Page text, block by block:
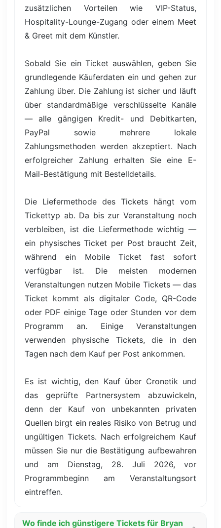
zusätzlichen Vorteilen wie VIP-Status,
Hospitality-Lounge-Zugang oder einem Meet
& Greet mit dem Künstler.
Sobald Sie ein Ticket auswählen, geben Sie
grundlegende Käuferdaten ein und gehen zur
Zahlung über. Die Zahlung ist sicher und läuft
über standardmäßige verschlüsselte Kanäle
— alle gängigen Kredit- und Debitkarten,
PayPal sowie mehrere lokale
Zahlungsmethoden werden akzeptiert. Nach
erfolgreicher Zahlung erhalten Sie eine E-
Mail-Bestätigung mit Bestelldetails.
Die Liefermethode des Tickets hängt vom
Tickettyp ab. Da bis zur Veranstaltung noch
verbleiben, ist die Liefermethode wichtig —
ein physisches Ticket per Post braucht Zeit,
während ein Mobile Ticket fast sofort
verfügbar ist. Die meisten modernen
Veranstaltungen nutzen Mobile Tickets — das
Ticket kommt als digitaler Code, QR-Code
oder PDF einige Tage oder Stunden vor dem
Programm an. Einige Veranstaltungen
verwenden physische Tickets, die in den
Tagen nach dem Kauf per Post ankommen.
Es ist wichtig, den Kauf über Cronetik und
das geprüfte Partnersystem abzuwickeln,
denn der Kauf von unbekannten privaten
Quellen birgt ein reales Risiko von Betrug und
ungültigen Tickets. Nach erfolgreichem Kauf
müssen Sie nur die Bestätigung aufbewahren
und am Dienstag, 28. Juli 2026, vor
Programmbeginn am Veranstaltungsort
eintreffen.
Wo finde ich günstigere Tickets für Bryan